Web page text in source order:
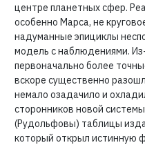
центре планетных сфер.
особенно Марса, не
надуманные эпициклы
модель с наблюдениями.
первоначально более
вскоре существенно
немало озадачило и
сторонников новой
(Рудольфовы) таблицы
который открыл истинную